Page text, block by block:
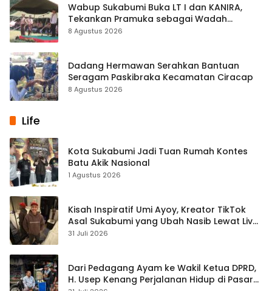
Wabup Sukabumi Buka LT I dan KANIRA,
Tekankan Pramuka sebagai Wadah
Pembentukan Karakter
8 Agustus 2026
Dadang Hermawan Serahkan Bantuan
Seragam Paskibraka Kecamatan Ciracap
8 Agustus 2026
Life
Kota Sukabumi Jadi Tuan Rumah Kontes
Batu Akik Nasional
1 Agustus 2026
Kisah Inspiratif Umi Ayoy, Kreator TikTok
Asal Sukabumi yang Ubah Nasib Lewat Live
Streaming
31 Juli 2026
Dari Pedagang Ayam ke Wakil Ketua DPRD,
H. Usep Kenang Perjalanan Hidup di Pasar